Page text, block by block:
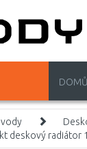
DOMŮ
deskový radiátor